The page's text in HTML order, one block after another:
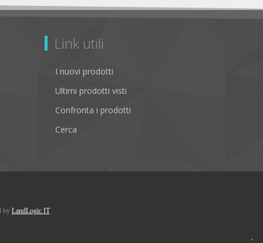
Link utili
I nuovi prodotti
Ultimi prodotti visti
Confronta i prodotti
Cerca
by LandLogic IT